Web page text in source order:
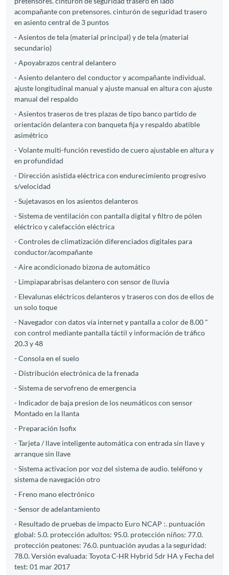
acompañante con pretensores. cinturón de seguridad trasero
en asiento central de 3 puntos
- Asientos de tela (material principal) y de tela (material
secundario)
- Apoyabrazos central delantero
- Asiento delantero del conductor y acompañante individual.
ajuste longitudinal manual y ajuste manual en altura con ajuste
manual del respaldo
- Asientos traseros de tres plazas de tipo banco partido de
orientación delantera con banqueta fija y respaldo abatible
asimétrico
- Volante multi-función revestido de cuero ajustable en altura y
en profundidad
- Dirección asistida eléctrica con endurecimiento progresivo
s/velocidad
- Sujetavasos en los asientos delanteros
- Sistema de ventilación con pantalla digital y filtro de pólen
eléctrico y calefacción eléctrica
- Controles de climatización diferenciados digitales para
conductor/acompañante
- Aire acondicionado bizona de automático
- Limpiaparabrisas delantero con sensor de lluvia
- Elevalunas eléctricos delanteros y traseros con dos de ellos de
un solo toque
- Navegador con datos vía internet y pantalla a color de 8.00 "
con control mediante pantalla táctil y información de tráfico
20.3 y 48
- Consola en el suelo
- Distribución electrónica de la frenada
- Sistema de servofreno de emergencia
- Indicador de baja presion de los neumáticos con sensor
Montado en la llanta
- Preparación Isofix
- Tarjeta / llave inteligente automática con entrada sin llave y
arranque sin llave
- Sistema activacion por voz del sistema de audio. teléfono y
sistema de navegación otro
- Freno mano electrónico
- Sensor de adelantamiento
- Resultado de pruebas de impacto Euro NCAP :. puntuación
global: 5.0. protección adultos: 95.0. protección niños: 77.0.
protección peatones: 76.0. puntuación ayudas a la seguridad:
78.0. Versión evaluada: Toyota C-HR Hybrid 5dr HA y Fecha del
test: 01 mar 2017